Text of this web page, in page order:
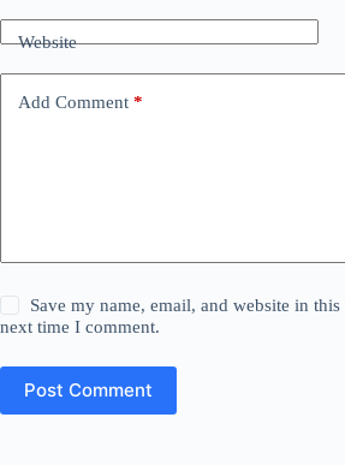
Website
Add Comment *
Save my name, email, and website in
next time I comment.
Post Comment